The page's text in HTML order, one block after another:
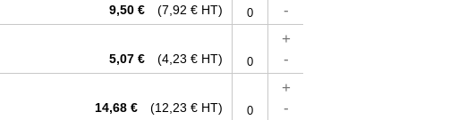
9,50 € (7,92 € HT)
-
5,07 € (4,23 € HT)
+
-
14,68 € (12,23 € HT)
+
-